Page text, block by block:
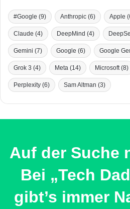
#Google (9) Anthropic (6) Apple
Claude (4) DeepMind (4)
Gemini (7) Google (6) Google
Grok 3 (4) Meta (14) Microsoft(8)
Perplexity (6) Sam Altman (3)
Auf der Suche
Bei „Tech
gibt’s immer